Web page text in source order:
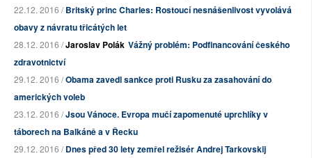
22.12. 2016 /Britský princ Charles: Rostoucí nesnášenlivost vyvolává
obavy z návratu třicátých let
28.12. 2016 /Jaroslav Polák Vážný problém: Podfinancování českého
zdravotnictví
29.12. 2016 /Obama zavedl sankce proti Rusku za zasahování do
amerických voleb
23.12. 2016 /Jsou Vánoce. Evropa mučí zapomenuté uprchlíky v
táborech na Balkáně a v Řecku
29.12. 2016 /Dnes před 30 lety zemřel režisér Andrej Tarkovskij